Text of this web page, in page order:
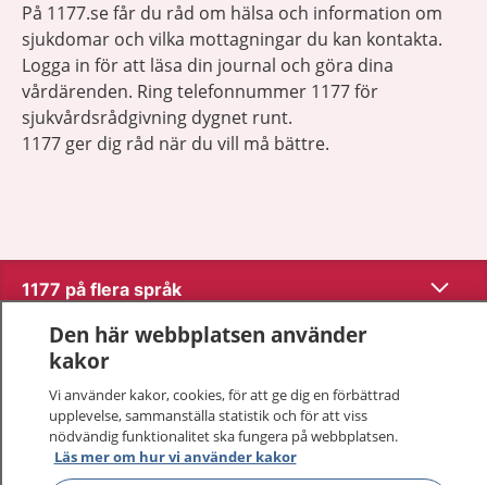
På 1177.se får du råd om hälsa och information om
sjukdomar och vilka mottagningar du kan kontakta.
Logga in för att läsa din journal och göra dina
vårdärenden. Ring telefonnummer 1177 för
sjukvårdsrådgivning dygnet runt.
1177 ger dig råd när du vill må bättre.
1177 på flera språk Visa
Om 1177
Kontakt
Den här webbplatsen använder
kakor
Vi använder kakor, cookies, för att ge dig en förbättrad
upplevelse, sammanställa statistik och för att viss
nödvändig funktionalitet ska fungera på webbplatsen.
Läs mer om hur vi använder kakor